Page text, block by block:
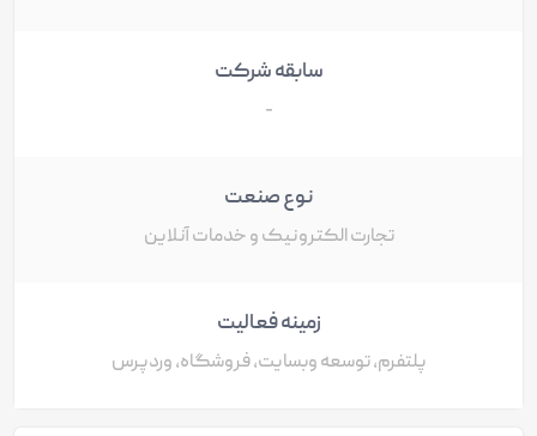
سابقه شرکت
-
نوع صنعت
تجارت الکترونیک و خدمات آنلاین
زمینه فعالیت
پلتفرم، توسعه وبسایت، فروشگاه، وردپرس